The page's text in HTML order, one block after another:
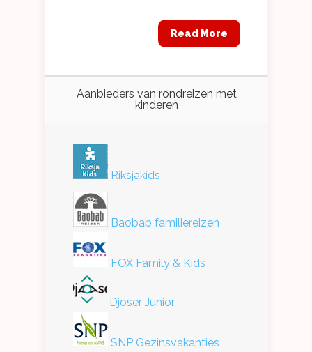
Read More
Aanbieders van rondreizen met
kinderen
Riksjakids
Baobab familiereizen
FOX Family & Kids
Djoser Junior
SNP Gezinsvakanties